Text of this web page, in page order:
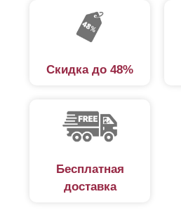
Скидка до 48%
Бесплатная
доставка